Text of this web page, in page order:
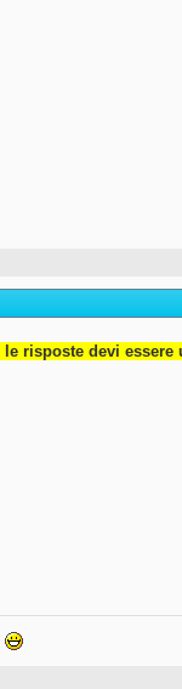
le risposte devi essere